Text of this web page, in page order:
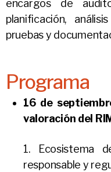
encargos de
planificación,
pruebas y
Programa
16 de
valoración del
1. Ecosistema
responsable y